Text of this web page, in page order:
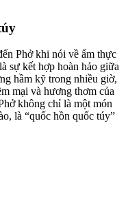
Phở khi nói về ẩm thực
sự kết hợp hoàn hảo giữa
hầm kỹ trong nhiều giờ,
mại và hương thơm của
không chỉ là một món
là “quốc hồn quốc túy”